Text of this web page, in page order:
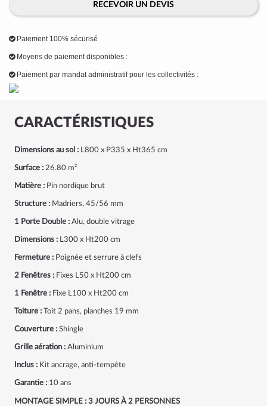
CARACTÉRISTIQUES
Dimensions au sol : L800 x P335 x Ht365 cm
Surface : 26.80 m²
Matière : Pin nordique brut
Structure : Madriers, 45/56 mm
1 Porte Double : Alu, double vitrage
Dimensions : L300 x Ht200 cm
Fermeture : Poignée et serrure à clefs
2 Fenêtres : Fixes L50 x Ht200 cm
1 Fenêtre : Fixe L100 x Ht200 cm
Toiture : Toit 2 pans, planches 19 mm
Couverture : Shingle
Grille aération : Aluminium
Inclus : Kit ancrage, anti-tempête
Garantie : 10 ans
MONTAGE SIMPLE : 3 JOURS À 2 PERSONNES
RECEVOIR UN DEVIS
Paiement 100% sécurisé
Moyens de paiement disponibles :
Paiement par mandat administratif pour les collectivités :